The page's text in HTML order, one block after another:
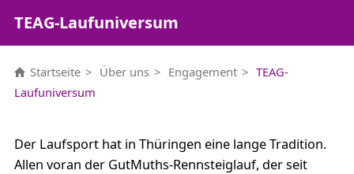
TEAG-Laufuniversum
Startseite Über uns Engagement
TEAG-
Laufuniversum
Der Laufsport hat in Thüringen eine lange Tradition.
Allen voran der GutMuths-Rennsteiglauf, der seit